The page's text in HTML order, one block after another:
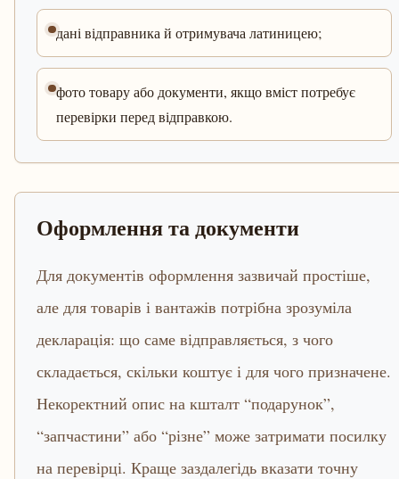
дані відправника й отримувача латиницею;
фото товару або документи, якщо вміст потребує
перевірки перед відправкою.
Оформлення та документи
Для документів оформлення зазвичай простіше,
але для товарів і вантажів потрібна зрозуміла
декларація: що саме відправляється, з чого
складається, скільки коштує і для чого призначене.
Некоректний опис на кшталт “подарунок”,
“запчастини” або “різне” може затримати посилку
на перевірці. Краще заздалегідь вказати точну